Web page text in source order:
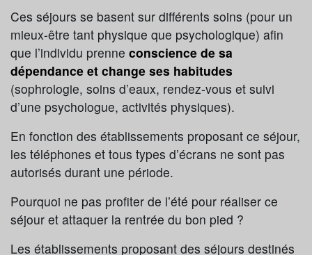
Ces séjours se basent sur différents soins (pour un
mieux-être tant physique que psychologique) afin
que l’individu prenne conscience de sa
dépendance et change ses habitudes
(sophrologie, soins d’eaux, rendez-vous et suivi
d’une psychologue, activités physiques).
En fonction des établissements proposant ce séjour,
les téléphones et tous types d’écrans ne sont pas
autorisés durant une période.
Pourquoi ne pas profiter de l’été pour réaliser ce
séjour et attaquer la rentrée du bon pied ?
Les établissements proposant des séjours destinés